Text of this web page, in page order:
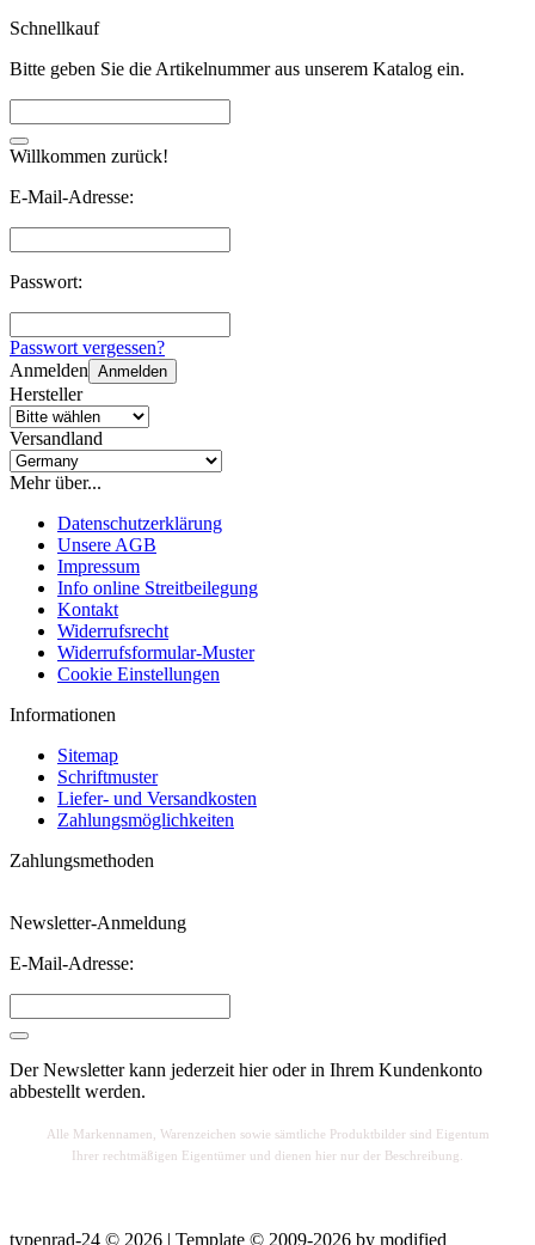
Schnellkauf
Bitte geben Sie die Artikelnummer aus unserem Katalog ein.
Willkommen zurück!
E-Mail-Adresse:
Passwort:
Passwort vergessen?
Anmelden Anmelden
Hersteller
Versandland
Mehr über...
Datenschutzerklärung
Unsere AGB
Impressum
Info online Streitbeilegung
Kontakt
Widerrufsrecht
Widerrufsformular-Muster
Cookie Einstellungen
Informationen
Sitemap
Schriftmuster
Liefer- und Versandkosten
Zahlungsmöglichkeiten
Zahlungsmethoden
Newsletter-Anmeldung
E-Mail-Adresse:
Der Newsletter kann jederzeit hier oder in Ihrem Kundenkonto
abbestellt werden.
Alle Markennamen, Warenzeichen sowie sämtliche Produktbilder sind Eigentum
Ihrer rechtmäßigen Eigentümer und dienen hier nur der Beschreibung.
typenrad-24 © 2026 | Template © 2009-2026 by modified